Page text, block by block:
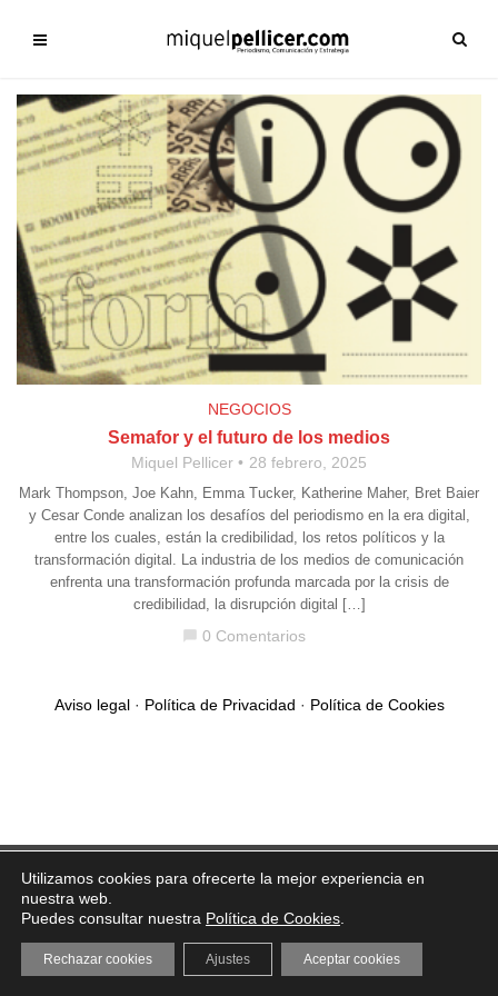
NEGOCIOS
Semafor y el futuro de los medios
Miquel Pellicer 28 febrero, 2025
Mark Thompson, Joe Kahn, Emma Tucker, Katherine Maher, Bret Baier
y Cesar Conde analizan los desafíos del periodismo en la era digital,
entre los cuales, están la credibilidad, los retos políticos y la
transformación digital. La industria de los medios de comunicación
enfrenta una transformación profunda marcada por la crisis de
credibilidad, la disrupción digital […]
chat_bubble 0 Comentarios
Aviso legal· Política de Privacidad · Política de Cookies
Utilizamos cookies para ofrecerte la mejor experiencia en
nuestra web.
Puedes consultar nuestra Política de Cookies
Aceptar cookies
Rechazar cookies Ajustes